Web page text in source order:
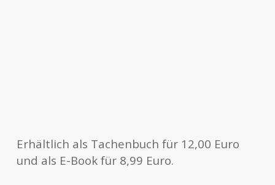
Erhältlich als Tachenbuch für 12,00 Euro
und als E-Book für 8,99 Euro.